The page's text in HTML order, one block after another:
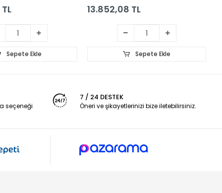
Sepete Ekle
13.852,08 TL
Sepete Ekle
seçeneği
7 / 24 DESTEK
Öneri ve şikayetlerinizi bize iletebilirsiniz.